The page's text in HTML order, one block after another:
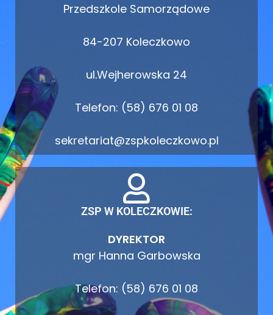
Przedszkole Samorządowe
84-207 Koleczkowo
ul.Wejherowska 24
Telefon: (58) 676 01 08
sekretariat@zspkoleczkowo.pl
ZSP W KOLECZKOWIE:
DYREKTOR
mgr Hanna Garbowska
Telefon: (58) 676 01 08